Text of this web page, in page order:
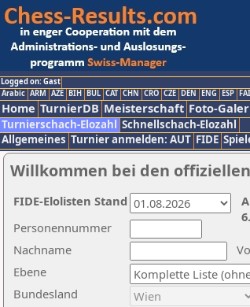
Logged on: Gast
Arabic ARM AZE BIH BUL CAT CHN CRO CZE DEN ENG ESP FAI
Home TurnierDB Meisterschaft Foto-
Turnierschach-Elozahl Schnellschach-Elozahl
Allgemeines Turnier anmelden: AUT FIDE
Willkommen bei den
Nachname
Ebene
Personennummer
Bundesland
FIDE-Elolisten Stand